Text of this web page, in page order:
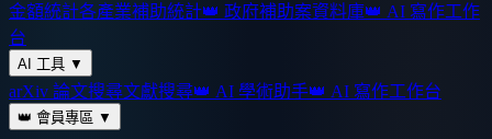
金額統計各產業補助統計👑 政府補助案資料庫👑 AI 寫作工作
台
AI 工具 ▼
arXiv 論文搜尋文獻搜尋👑 AI 學術助手👑 AI 寫作工作台
👑 會員專區 ▼